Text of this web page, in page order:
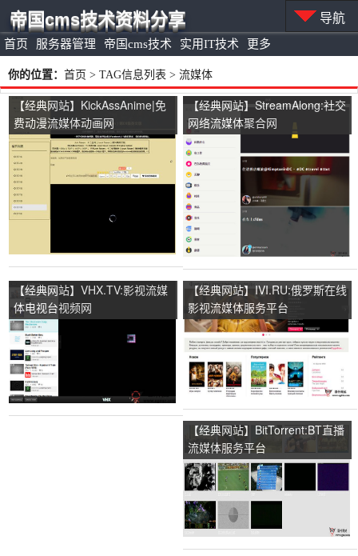
首页 服务器管理 帝国cms技术 实用IT技术 更多
帝国cms技术资料分享 导航
你的位置： 首页 > TAG信息列表 > 流媒体
【经典网站】KickAssAnime|免
费动漫流媒体动画网
【经典网站】StreamAlong:社交
网络流媒体聚合网
【经典网站】VHX.TV:影视流媒
体电视台视频网
【经典网站】IVI.RU:俄罗斯在线
影视流媒体服务平台
【经典网站】BitTorrent:BT直播
流媒体服务平台